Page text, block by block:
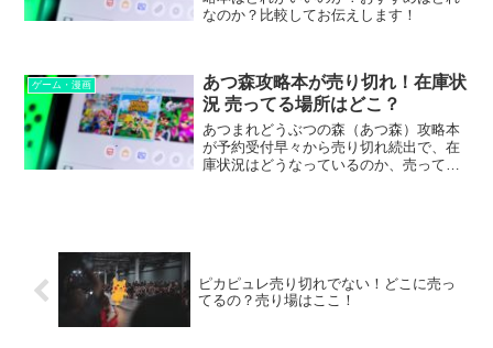
なのか？比較してお伝えします！
ゲーム・漫画
あつ森攻略本が売り切れ！在庫状
況 売ってる場所はどこ？
あつまれどうぶつの森（あつ森）攻略本
が予約受付早々から売り切れ続出で、在
庫状況はどうなっているのか、売ってる
ピカピュレ売り切れでない！どこに売っ
てるの？売り場はここ！